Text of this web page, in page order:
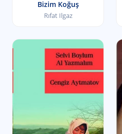
Bizim Koğuş
Rıfat Ilgaz